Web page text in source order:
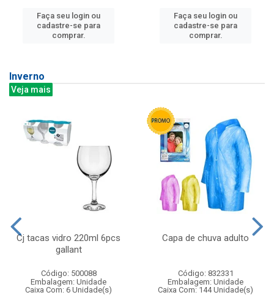
Faça seu login ou
cadastre-se para
comprar.
Faça seu login ou
cadastre-se para
comprar.
Inverno
Veja mais
Cj tacas vidro 220ml 6pcs
gallant
Código: 500088
Embalagem: Unidade
Caixa Com: 6 Unidade(s)
Capa de chuva adulto
Código: 832331
Embalagem: Unidade
Caixa Com: 144 Unidade(s)